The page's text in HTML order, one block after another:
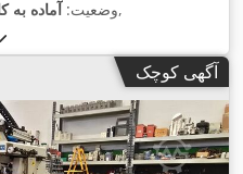
وضعیت:آماده ,
آگهی کوچک